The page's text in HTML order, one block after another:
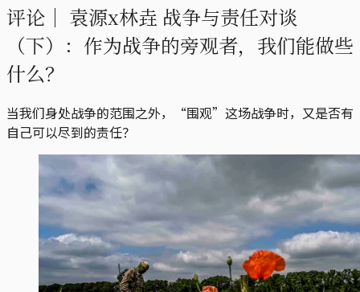
评论｜ 袁源x林垚 战争与责任对谈
（下）：作为战争的旁观者，我们能做些
什么？
当我们身处战争的范围之外，“围观”这场战争时，又是否有
自己可以尽到的责任？